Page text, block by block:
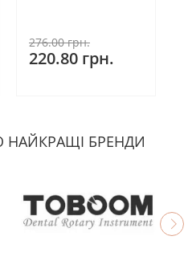
276.00 грн.
220.80 грн.
БРЕНДИ